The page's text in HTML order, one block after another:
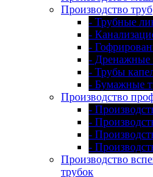
Производство труб
- Трубные
-
-
- Дренажные
- Трубы
- Бумажные
Производство
-
-
-
-
Производство
трубок